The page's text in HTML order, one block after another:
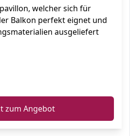
welcher sich für
Balkon perfekt eignet und
ausgeliefert
zum Angebot